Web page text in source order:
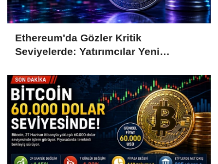
Ethereum'da Gözler Kritik
Seviyelerde: Yatırımcılar Yeni